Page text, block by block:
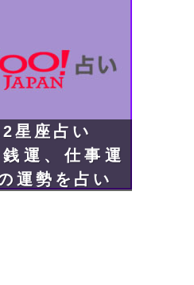
星座占い
運、仕事運
運勢を占い